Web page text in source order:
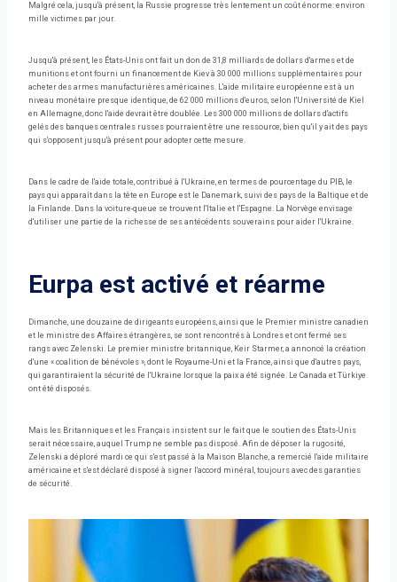
Malgré cela, jusqu'à présent, la Russie progresse très lentement un coût énorme: environ
mille victimes par jour.
Jusqu'à présent, les États-Unis ont fait un don de 31,8 milliards de dollars d'armes et de
munitions et ont fourni un financement de Kiev à 30 000 millions supplémentaires pour
acheter des armes manufacturières américaines. L'aide militaire européenne est à un
niveau monétaire presque identique, de 62 000 millions d'euros, selon l'Université de Kiel
en Allemagne, donc l'aide devrait être doublée. Les 300 000 millions de dollars d'actifs
gelés des banques centrales russes pourraient être une ressource, bien qu'il y ait des pays
qui s'opposent jusqu'à présent pour adopter cette mesure.
Dans le cadre de l'aide totale, contribué à l'Ukraine, en termes de pourcentage du PIB, le
pays qui apparaît dans la tête en Europe est le Danemark, suivi des pays de la Baltique et de
la Finlande. Dans la voiture-queue se trouvent l'Italie et l'Espagne. La Norvège envisage
d'utiliser une partie de la richesse de ses antécédents souverains pour aider l'Ukraine.
Eurpa est activé et réarme
Dimanche, une douzaine de dirigeants européens, ainsi que le Premier ministre canadien
et le ministre des Affaires étrangères, se sont rencontrés à Londres et ont fermé ses
rangs avec Zelenski. Le premier ministre britannique, Keir Starmer, a annoncé la création
d'une « coalition de bénévoles », dont le Royaume-Uni et la France, ainsi que d'autres pays,
qui garantiraient la sécurité de l'Ukraine lorsque la paix a été signée. Le Canada et Türkiye
ont été disposés.
Mais les Britanniques et les Français insistent sur le fait que le soutien des États-Unis
serait nécessaire, auquel Trump ne semble pas disposé. Afin de déposer la rugosité,
Zelenski a déploré mardi ce qui s'est passé à la Maison Blanche, a remercié l'aide militaire
américaine et s'est déclaré disposé à signer l'accord minéral, toujours avec des garanties
de sécurité.